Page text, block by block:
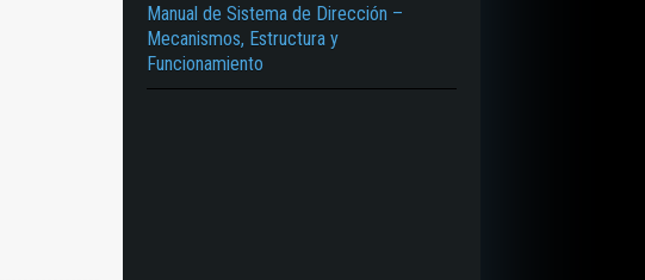
Manual de Sistema de Dirección –
Mecanismos, Estructura y
Funcionamiento